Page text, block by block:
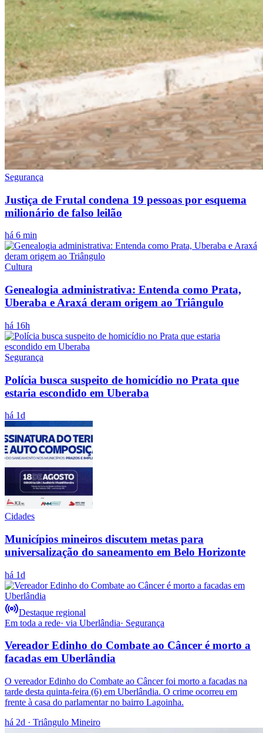
Segurança
Justiça de Frutal condena 19 pessoas por esquema
milionário de falso leilão
há 6 min
Cultura
Genealogia administrativa: Entenda como Prata,
Uberaba e Araxá deram origem ao Triângulo
há 16h
Segurança
Polícia busca suspeito de homicídio no Prata que
estaria escondido em Uberaba
há 1d
Cidades
Municípios mineiros discutem metas para
universalização do saneamento em Belo Horizonte
há 1d
Destaque regional
Em toda a rede· via Uberlândia· Segurança
Vereador Edinho do Combate ao Câncer é morto a
facadas em Uberlândia
O vereador Edinho do Combate ao Câncer foi morto a facadas na
tarde desta quinta-feira (6) em Uberlândia. O crime ocorreu em
frente à casa do parlamentar no bairro Lagoinha.
há 2d · Triângulo Mineiro